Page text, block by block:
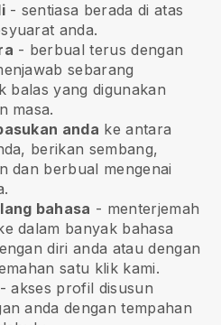
- sentiasa berada di atas
anda.
- berbual terus dengan
sebarang
balas yang digunakan
masa.
anda ke antara
berikan sembang,
dan berbual mengenai
bahasa - menterjemah
dalam banyak bahasa
diri anda atau dengan
satu klik kami.
- akses profil disusun
anda dengan tempahan